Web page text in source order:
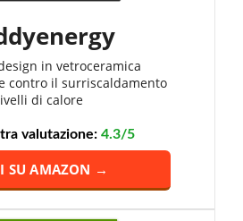
in vetroceramica
contro il surriscaldamento
di calore
valutazione: 4.3/5
SU AMAZON →